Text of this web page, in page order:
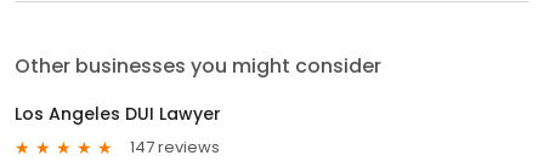
Other businesses you might consider
Los Angeles DUI Lawyer
147 reviews